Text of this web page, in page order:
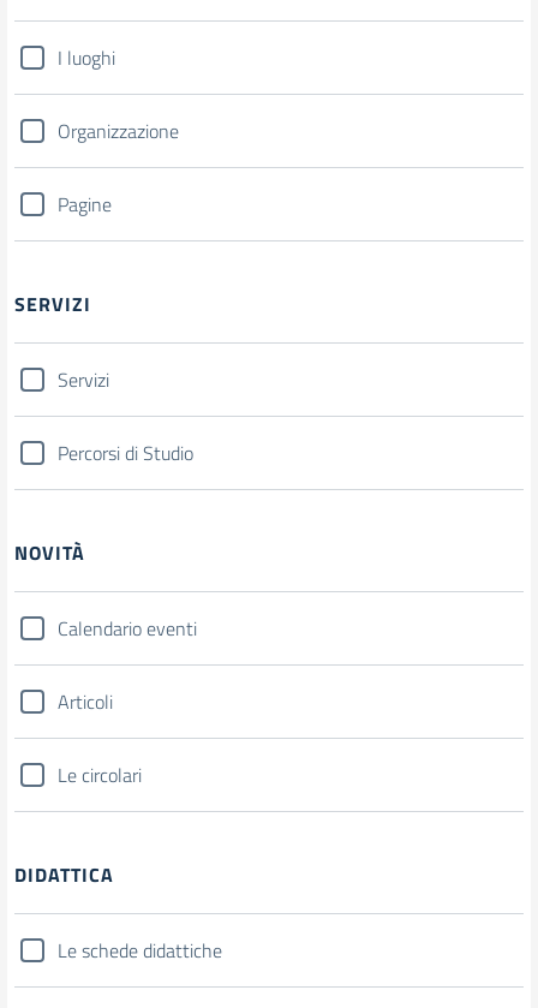
I luoghi
Organizzazione
Pagine
SERVIZI
Servizi
Percorsi di Studio
NOVITÀ
Calendario eventi
Articoli
Le circolari
DIDATTICA
Le schede didattiche